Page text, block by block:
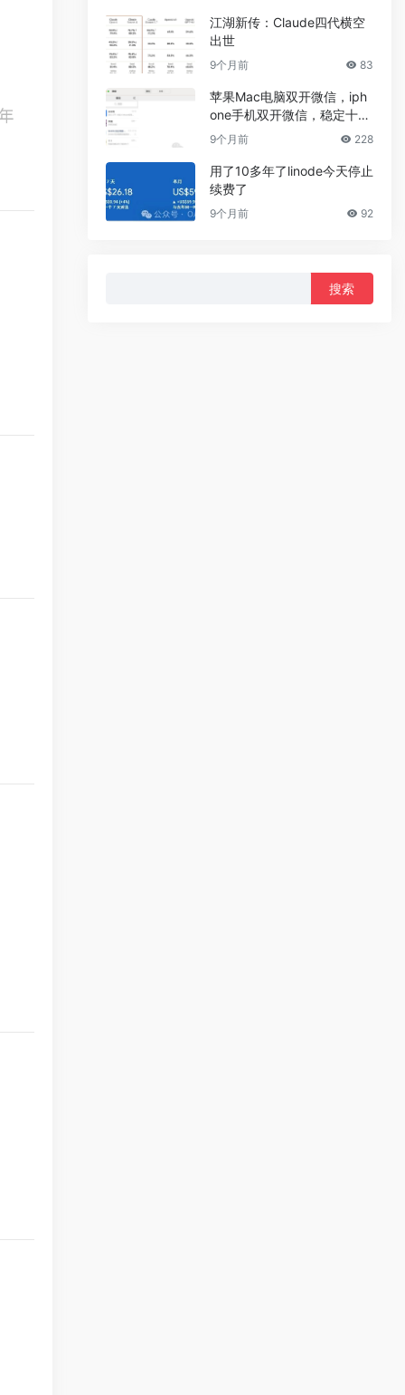
江湖新传：Claude四代横空
出世
9个月前 83
苹果Mac电脑双开微信，iph
one手机双开微信，稳定十年
不掉方法，永远有效！
9个月前 228
用了10多年了linode今天停止
续费了
9个月前 92